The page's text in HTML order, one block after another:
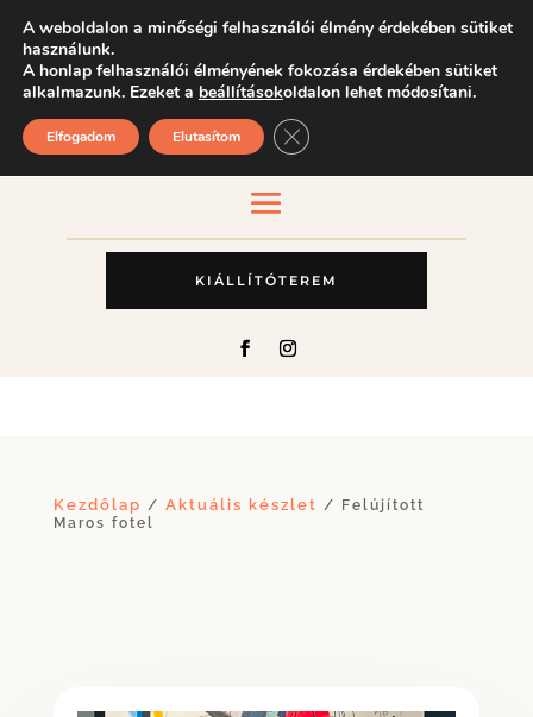
KIÁLLÍTÓTEREM
Kezdőlap / Aktuális készlet / Felújított
Maros fotel
A weboldalon a minőségi felhasználói élmény érdekében sütiket
használunk.
A honlap felhasználói élményének fokozása érdekében sütiket
alkalmazunk. Ezeket a beállításokoldalon lehet módosítani.
Elfogadom Elutasítom Close GDPR Cookie Banner